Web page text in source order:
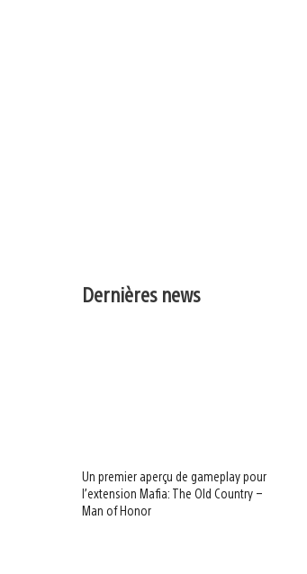
Dernières news
Un premier aperçu de gameplay pour
l’extension Mafia: The Old Country –
Man of Honor